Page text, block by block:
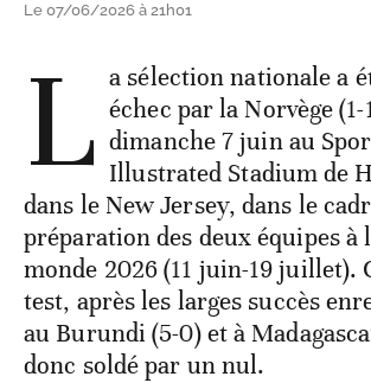
Le 07/06/2026 à 21h01
L a sélection nationale a
échec par la Norvège (1-
dimanche 7 juin au
Illustrated Stadium de
dans le New Jersey, dans le
préparation des deux équipes à
monde 2026 (11 juin-19 juillet).
test, après les larges succès
au Burundi (5-0) et à
donc soldé par un nul.